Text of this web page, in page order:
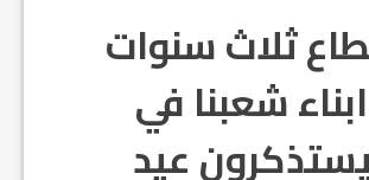
ثلاث سنوات
شعبنا في
عيد